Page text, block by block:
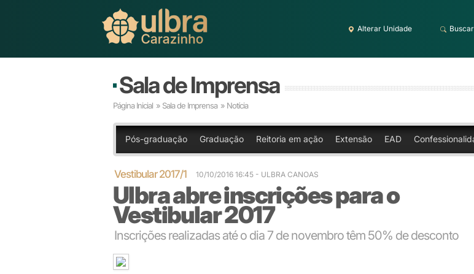
Alterar Unidade Buscar
Sala de Imprensa
Página Inicial » Sala de Imprensa » Notícia
Pós-graduação Graduação Reitoria em ação Extensão EAD
Vestibular 2017/1 10/10/2016 16:45 - ULBRA CANOAS
Ulbra abre inscrições para o
Vestibular 2017
Inscrições realizadas até o dia 7 de novembro têm 50% de desconto